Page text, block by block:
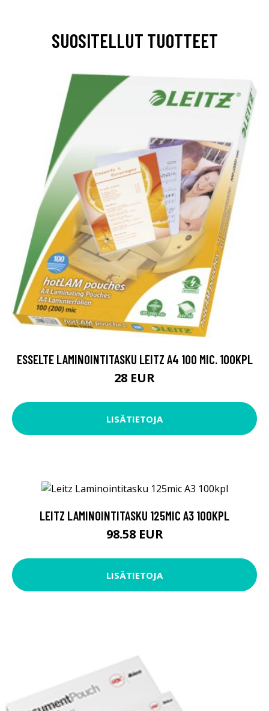
SUOSITELLUT TUOTTEET
ESSELTE LAMINOINTITASKU LEITZ A4 100 MIC. 100KPL
28 EUR
LISÄTIETOJA
LEITZ LAMINOINTITASKU 125MIC A3 100KPL
98.58 EUR
LISÄTIETOJA